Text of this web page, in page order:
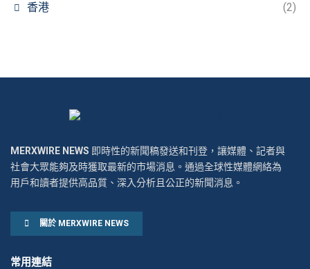
香港 (2)
MERXWIRE NEWS 即時性的新聞稿發送和刊登，讓媒體、記者與
社會大眾能夠及時獲取最新的市場消息。通過全球性媒體網絡為
用戶和讀者提供高品質、深入分析且公正的新聞消息。
關於 MERXWIRE NEWS
常用連結